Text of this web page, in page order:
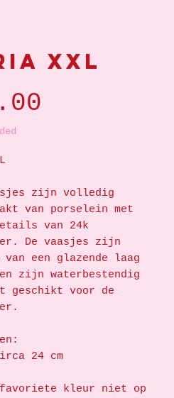
XXL
zijn volledig
van porselein met
van 24k
De vaasjes zijn
een glazende laag
zijn waterbestendig
geschikt voor de
24 cm
kleur niet op